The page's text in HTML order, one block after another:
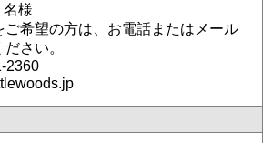
名様
希望の方は、お電話またはメール
さい。